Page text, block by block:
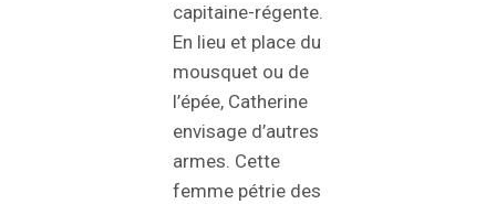
capitaine-régente.
En lieu et place du
mousquet ou de
l’épée, Catherine
envisage d’autres
armes. Cette
femme pétrie des